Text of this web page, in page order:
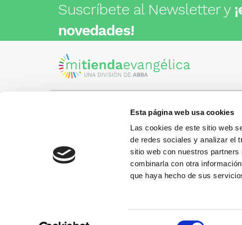
Esta página web usa cookies
Las cookies de este sitio web
de redes sociales y analizar el
sitio web con nuestros
combinarla con otra
que haya hecho de sus
Suscríbete al Newsletter y
novedades!
Visita nuestra tienda
Metro: ¿Cómo llegar?
• Encants (L2) - a 1 calle
• Glòries (L1) - a 3 calles
• Sagrada Familia (L2, L5) - a 6
+34
¿Tienes
Llámanos y te
gusto.